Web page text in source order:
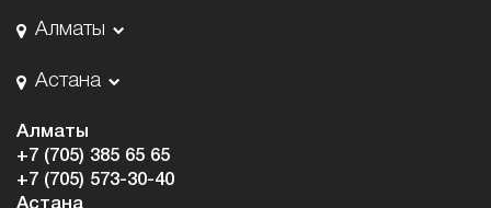
Алматы
Астана
Алматы
+7 (705) 385 65 65
+7 (705) 573-30-40
Астана